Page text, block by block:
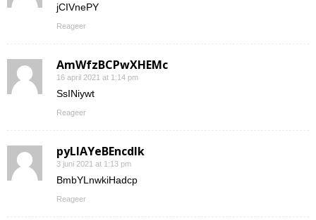
jCIVnePY
Reageer
AmWfzBCPwXHEMc
16 april 2021 at 1:14 pm
SsINiywt
Reageer
pyLlAYeBEncdIk
3 juni 2021 at 1:13 pm
BmbYLnwkiHadcp
Reageer